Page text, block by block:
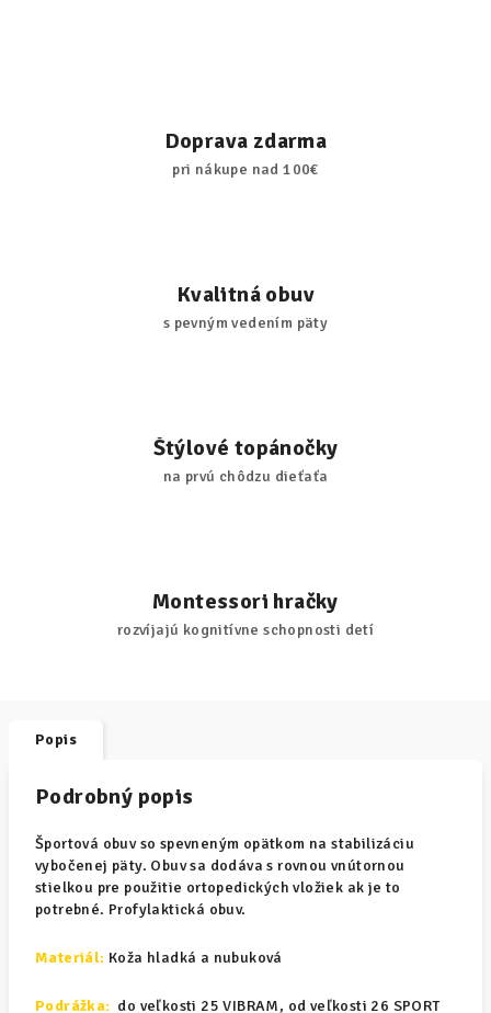
Doprava zdarma
pri nákupe nad 100€
Kvalitná obuv
s pevným vedením päty
Štýlové topánočky
na prvú chôdzu dieťaťa
Montessori hračky
rozvíjajú kognitívne schopnosti detí
Popis
Podrobný popis
Športová obuv so spevneným opätkom na stabilizáciu
vybočenej päty. Obuv sa dodáva s rovnou vnútornou
stielkou pre použitie ortopedických vložiek ak je to
potrebné. Profylaktická obuv.
Materiál: Koža hladká a nubuková
Podrážka: do veľkosti 25 VIBRAM, od veľkosti 26 SPORT